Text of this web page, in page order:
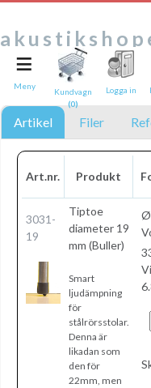
Artikel Filer
Art.nr. Produkt
3031-
19
Tiptoe
diameter 19
mm (Buller)
Smart
ljudämpning
för
stålrörsstolar.
Denna är
likadan som
den för
22mm, men
≡
Meny
Kundvagn
(0)
Logga ine-